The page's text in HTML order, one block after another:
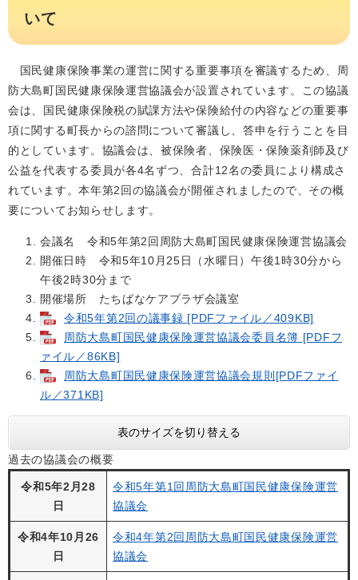
いて
国民健康保険事業の運営に関する重要事項を審議するため、周
防大島町国民健康保険運営協議会が設置されています。この協議
会は、国民健康保険税の賦課方法や保険給付の内容などの重要事
項に関する町長からの諮問について審議し、答申を行うことを目
的としています。協議会は、被保険者、保険医・保険薬剤師及び
公益を代表する委員が各4名ずつ、合計12名の委員により構成さ
れています。本年第2回の協議会が開催されましたので、その概
要についてお知らせします。
会議名 令和5年第2回周防大島町国民健康保険運営協議会
開催日時 令和5年10月25日（水曜日）午後1時30分から
午後2時30分まで
開催場所 たちばなケアプラザ会議室
令和5年第2回の議事録 [PDFファイル／409KB]
周防大島町国民健康保険運営協議会委員名簿 [PDFフ
ァイル／86KB]
周防大島町国民健康保険運営協議会規則[PDFファイ
ル／371KB]
表のサイズを切り替える
過去の協議会の概要
令和5年2月28
日
令和5年第1回周防大島町国民健康保険運営
協議会
令和4年10月26
日
令和4年第2回周防大島町国民健康保険運営
協議会